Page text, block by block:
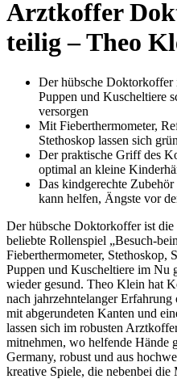
Arztkoffer
teilig – Theo
Der hübsche Doktorkoffer
Puppen und Kuscheltiere
versorgen
Mit Fieberthermometer,
Stethoskop lassen sich
Der praktische Griff des
optimal an kleine
Das kindgerechte
kann helfen, Ängste vor
Der hübsche Doktorkoffer ist die
beliebte Rollenspiel „Besuch-
Fieberthermometer, Stethoskop,
Puppen und Kuscheltiere im Nu
wieder gesund. Theo Klein hat
nach jahrzehntelanger
mit abgerundeten Kanten und
lassen sich im robusten
mitnehmen, wo helfende Hände
Germany, robust und aus
kreative Spiele, die nebenbei die